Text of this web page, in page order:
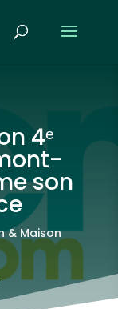
4ᵉ
son
& Maison